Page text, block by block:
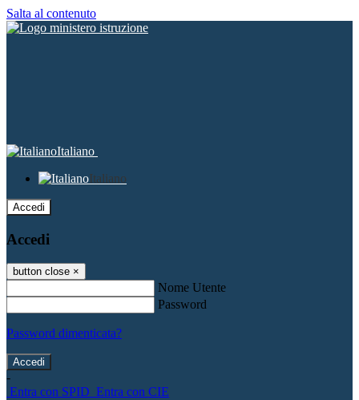
Salta al contenuto
Italiano
Italiano
Accedi
Accedi
button close ×
Nome Utente
Password
Password dimenticata?
-
Entra con SPID Entra con CIE